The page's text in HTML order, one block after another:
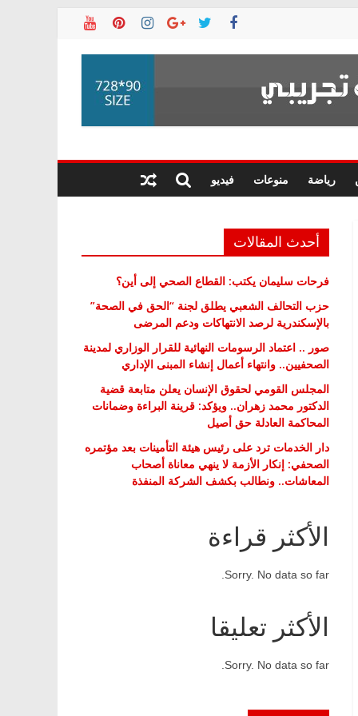
رياضة منوعات فيديو
أحدث المقالات
فرحات سليمان يكتب: القطاع الصحي إلى أين؟
حزب التحالف الشعبي يطلق لجنة “الحق في الصحة”
بالإسكندرية لرصد الانتهاكات ودعم المرضى
صور .. اعتماد الرسومات النهائية للقرار الوزاري لمدينة
الصحفيين.. وانتهاء أعمال إنشاء المبنى الإداري
المجلس القومي لحقوق الإنسان يعلن متابعة قضية
الدكتور محمد زهران.. ويؤكد: قرينة البراءة وضمانات
المحاكمة العادلة حق أصيل
دار الخدمات ترد على رئيس هيئة التأمينات بعد مؤتمره
الصحفي: إنكار الأزمة لا ينهي معاناة أصحاب
المعاشات.. ونطالب بكشف الشركة المنفذة
الأكثر قراءة
Sorry. No data so far.
الأكثر تعليقا
Sorry. No data so far.